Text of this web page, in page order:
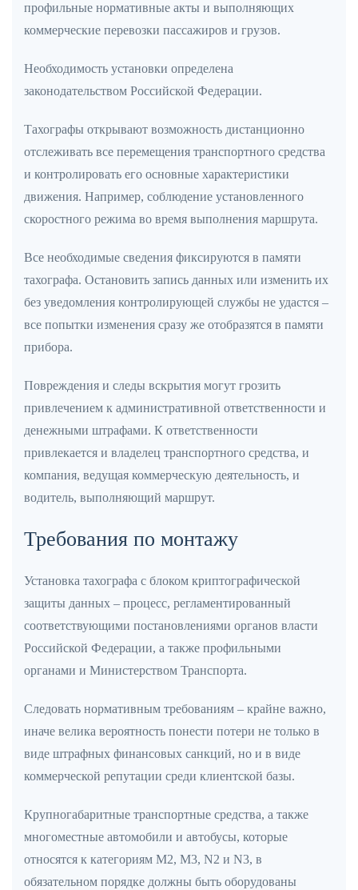
профильные нормативные акты и выполняющих
коммерческие перевозки пассажиров и грузов.
Необходимость установки определена
законодательством Российской Федерации.
Тахографы открывают возможность дистанционно
отслеживать все перемещения транспортного средства
и контролировать его основные характеристики
движения. Например, соблюдение установленного
скоростного режима во время выполнения маршрута.
Все необходимые сведения фиксируются в памяти
тахографа. Остановить запись данных или изменить их
без уведомления контролирующей службы не удастся –
все попытки изменения сразу же отобразятся в памяти
прибора.
Повреждения и следы вскрытия могут грозить
привлечением к административной ответственности и
денежными штрафами. К ответственности
привлекается и владелец транспортного средства, и
компания, ведущая коммерческую деятельность, и
водитель, выполняющий маршрут.
Требования по монтажу
Установка тахографа с блоком криптографической
защиты данных – процесс, регламентированный
соответствующими постановлениями органов власти
Российской Федерации, а также профильными
органами и Министерством Транспорта.
Следовать нормативным требованиям – крайне важно,
иначе велика вероятность понести потери не только в
виде штрафных финансовых санкций, но и в виде
коммерческой репутации среди клиентской базы.
Крупногабаритные транспортные средства, а также
многоместные автомобили и автобусы, которые
относятся к категориям М2, М3, N2 и N3, в
обязательном порядке должны быть оборудованы